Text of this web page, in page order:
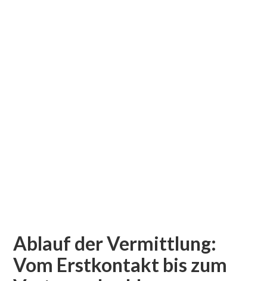
Ablauf der Vermittlung:
Vom Erstkontakt bis zum